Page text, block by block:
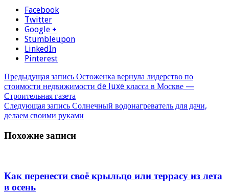
Facebook
Twitter
Google +
Stumbleupon
LinkedIn
Pinterest
Предыдущая запись Остоженка вернула лидерство по
стоимости недвижимости de luxe класса в Москве —
Строительная газета
Следующая запись Солнечный водонагреватель для дачи,
делаем своими руками
Похожие записи
Как перенести своё крыльцо или террасу из лета
в осень